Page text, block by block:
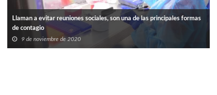
Llaman a evitar reuniones sociales, son una de las principales formas
de contagio
9 de noviembre de 2020